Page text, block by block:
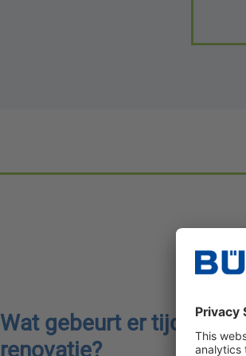
Wat gebeurt er tijdens
renovatie?